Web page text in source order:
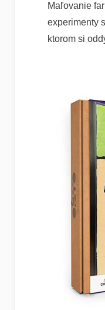
Maľovanie
experimenty
ktorom si